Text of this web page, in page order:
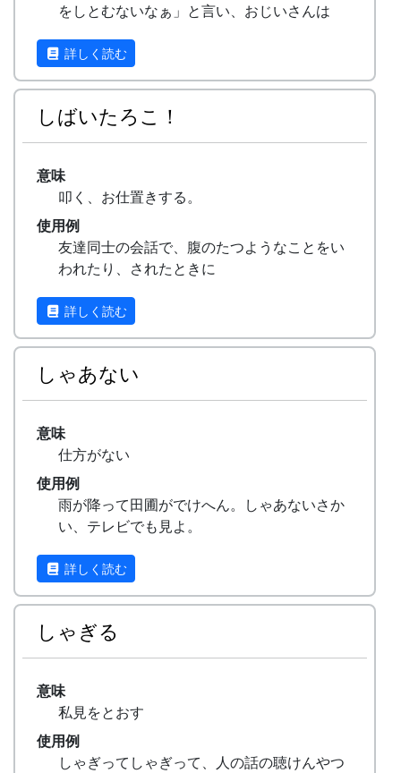
をしとむないなぁ」と言い、おじいさんは
さ。
（余りの寒さに、おばあさんは「川で洗濯を
するのはおっくうやなぁ」と言い、おじいさ
んは「柴刈りに行くのはおっくうじゃなぁ」
と言ったとさ。）
詳しく読む
しばいたろこ！
意味
叩く、お仕置きする。
使用例
友達同士の会話で、腹のたつようなことをい
われたり、されたときに
詳しく読む
しゃあない
意味
仕方がない
使用例
雨が降って田圃がでけへん。しゃあないさか
い、テレビでも見よ。
いので、テレビでも見ます。）
詳しく読む
しゃぎる
意味
私見をとおす
使用例
しゃぎってしゃぎって、人の話の聴けんやつ